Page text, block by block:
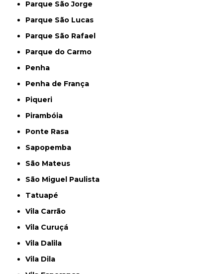
Parque São Jorge
Parque São Lucas
Parque São Rafael
Parque do Carmo
Penha
Penha de França
Piqueri
Pirambóia
Ponte Rasa
Sapopemba
São Mateus
São Miguel Paulista
Tatuapé
Vila Carrão
Vila Curuçá
Vila Dalila
Vila Dila